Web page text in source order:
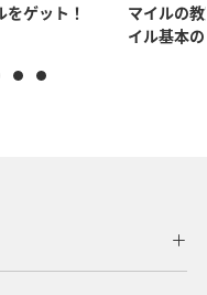
ゲット！
マイルの
イル基本